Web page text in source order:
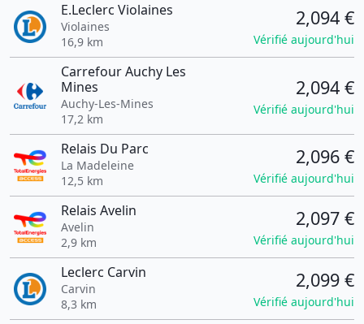
E.Leclerc Violaines
Violaines
16,9 km
2,094 €
Vérifié aujourd'hui
Carrefour Auchy Les
Mines
Auchy-Les-Mines
17,2 km
2,094 €
Vérifié aujourd'hui
Relais Du Parc
La Madeleine
12,5 km
2,096 €
Vérifié aujourd'hui
Relais Avelin
Avelin
2,9 km
2,097 €
Vérifié aujourd'hui
Leclerc Carvin
Carvin
8,3 km
2,099 €
Vérifié aujourd'hui